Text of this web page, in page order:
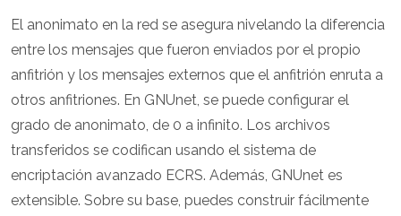
El anonimato en la red se asegura nivelando la diferencia
entre los mensajes que fueron enviados por el propio
anfitrión y los mensajes externos que el anfitrión enruta a
otros anfitriones. En GNUnet, se puede configurar el
grado de anonimato, de 0 a infinito. Los archivos
transferidos se codifican usando el sistema de
encriptación avanzado ECRS. Además, GNUnet es
extensible. Sobre su base, puedes construir fácilmente